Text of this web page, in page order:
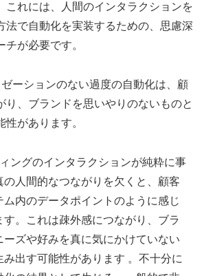
これには、人間のインタラクションを
法で自動化を実装するための、思慮深
チが必要です。
ーションのない過度の自動化は、顧
り、ブランドを思いやりのないものと
性があります。
ングのインタラクションが純粋に事
の人間的なつながりを欠くと、顧客
ム内のデータポイントのように感じ
す。これは疎外感につながり、ブラ
ーズや好みを真に気にかけていない
み出す可能性があります 。不十分に